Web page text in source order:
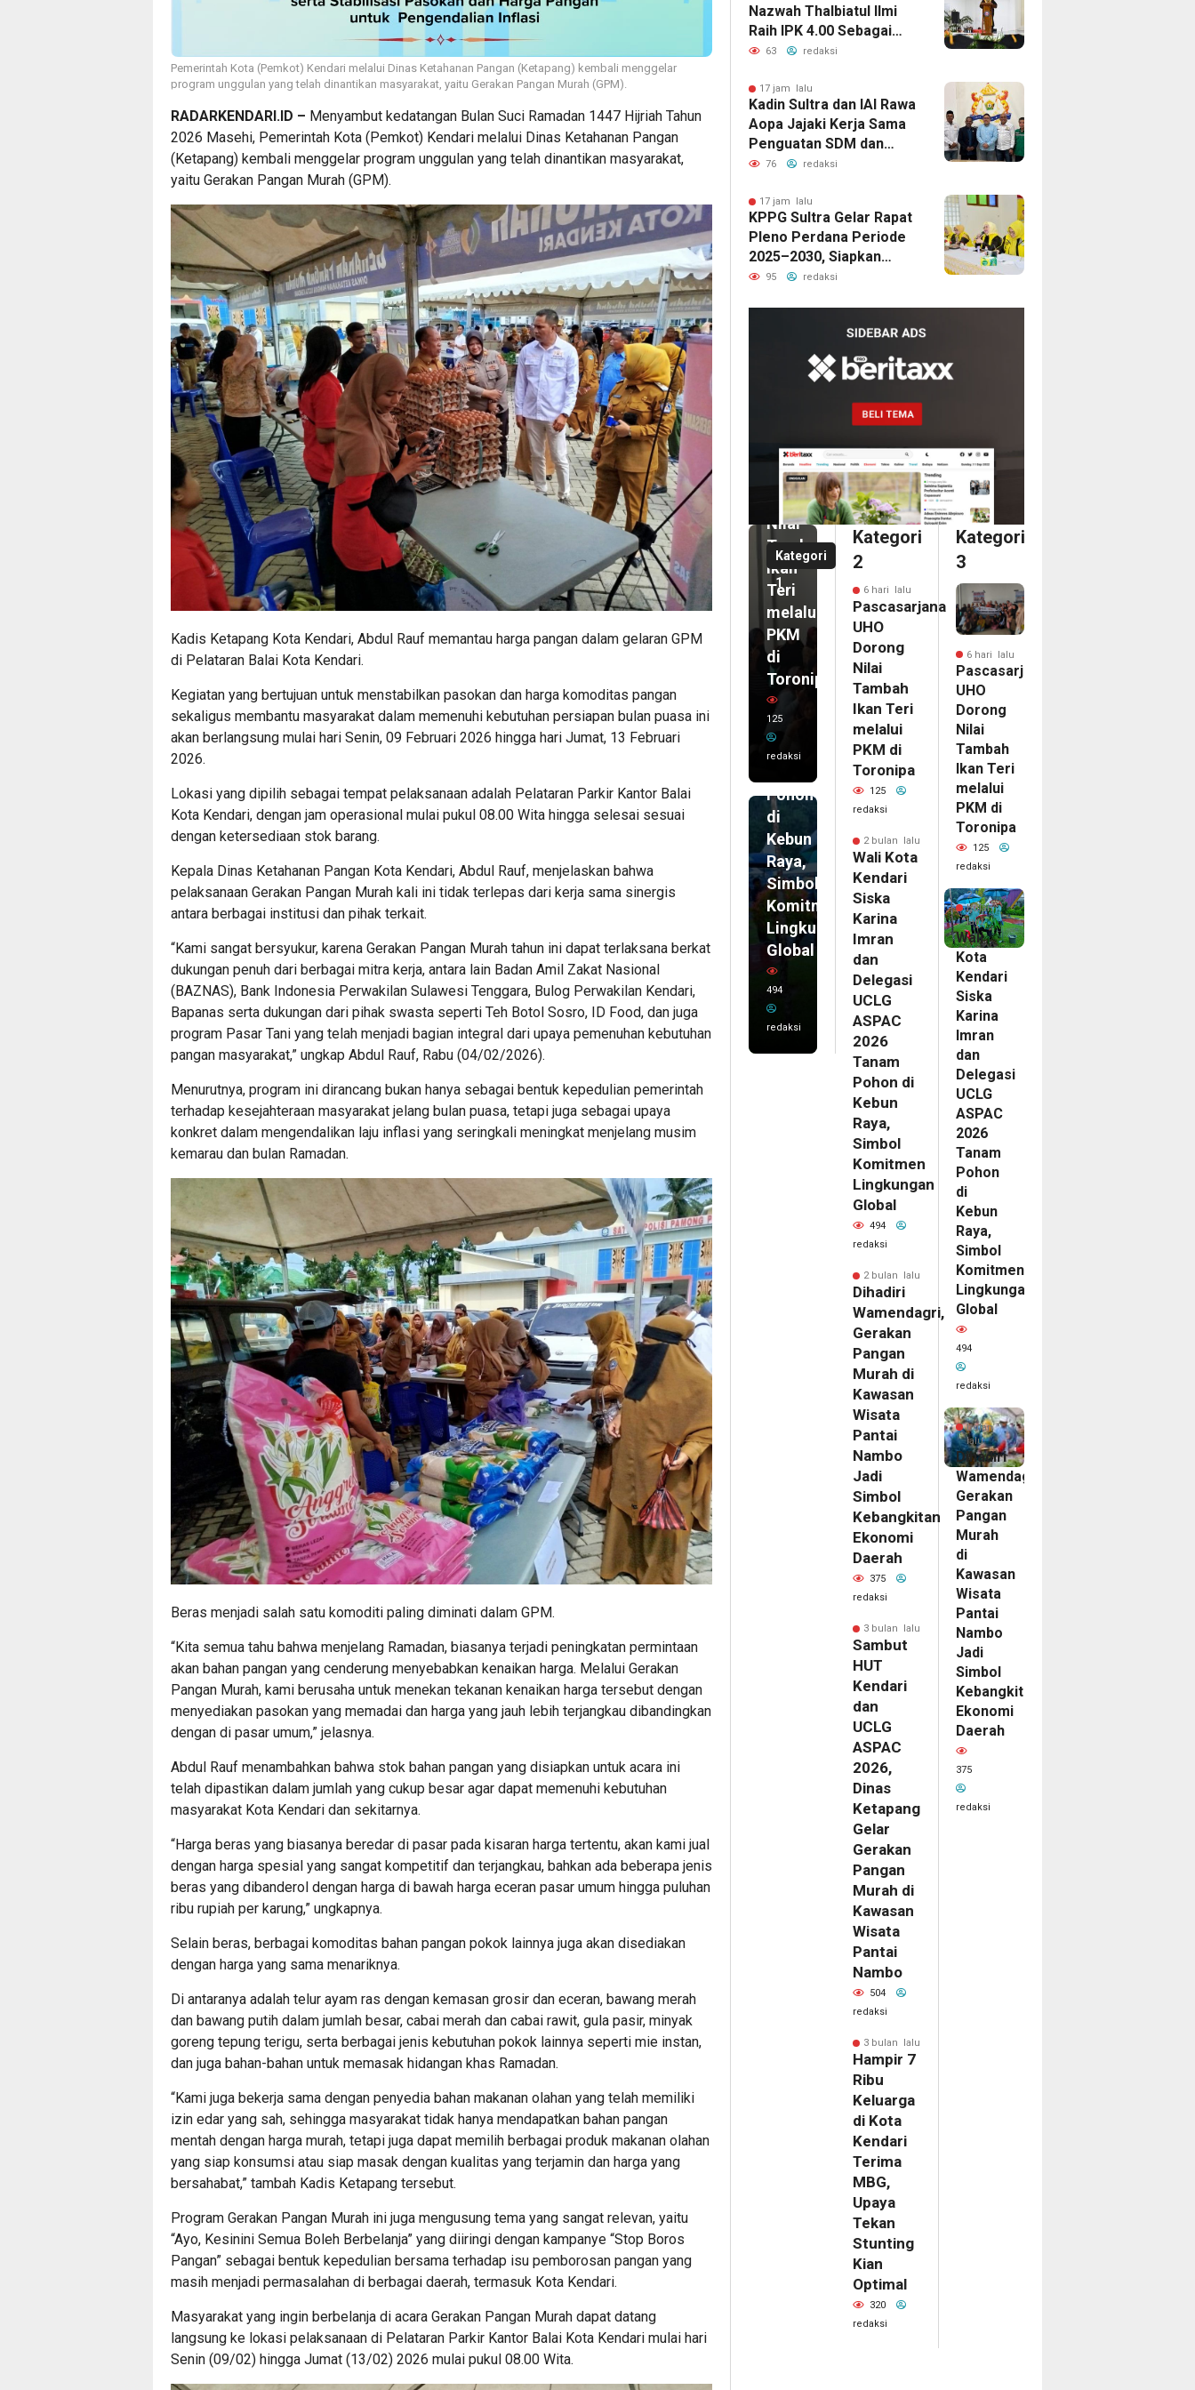
Pemerintah Kota (Pemkot) Kendari melalui Dinas Ketahanan Pangan (Ketapang) kembali menggelar
program unggulan yang telah dinantikan masyarakat, yaitu Gerakan Pangan Murah (GPM).
RADARKENDARI.ID – Menyambut kedatangan Bulan Suci Ramadan 1447 Hijriah Tahun
2026 Masehi, Pemerintah Kota (Pemkot) Kendari melalui Dinas Ketahanan Pangan
(Ketapang) kembali menggelar program unggulan yang telah dinantikan masyarakat,
yaitu Gerakan Pangan Murah (GPM).
Kadis Ketapang Kota Kendari, Abdul Rauf memantau harga pangan dalam gelaran GPM
di Pelataran Balai Kota Kendari.
Kegiatan yang bertujuan untuk menstabilkan pasokan dan harga komoditas pangan
sekaligus membantu masyarakat dalam memenuhi kebutuhan persiapan bulan puasa ini
akan berlangsung mulai hari Senin, 09 Februari 2026 hingga hari Jumat, 13 Februari
2026.
Lokasi yang dipilih sebagai tempat pelaksanaan adalah Pelataran Parkir Kantor Balai
Kota Kendari, dengan jam operasional mulai pukul 08.00 Wita hingga selesai sesuai
dengan ketersediaan stok barang.
Kepala Dinas Ketahanan Pangan Kota Kendari, Abdul Rauf, menjelaskan bahwa
pelaksanaan Gerakan Pangan Murah kali ini tidak terlepas dari kerja sama sinergis
antara berbagai institusi dan pihak terkait.
“Kami sangat bersyukur, karena Gerakan Pangan Murah tahun ini dapat terlaksana berkat
dukungan penuh dari berbagai mitra kerja, antara lain Badan Amil Zakat Nasional
(BAZNAS), Bank Indonesia Perwakilan Sulawesi Tenggara, Bulog Perwakilan Kendari,
Bapanas serta dukungan dari pihak swasta seperti Teh Botol Sosro, ID Food, dan juga
program Pasar Tani yang telah menjadi bagian integral dari upaya pemenuhan kebutuhan
pangan masyarakat,” ungkap Abdul Rauf, Rabu (04/02/2026).
Menurutnya, program ini dirancang bukan hanya sebagai bentuk kepedulian pemerintah
terhadap kesejahteraan masyarakat jelang bulan puasa, tetapi juga sebagai upaya
konkret dalam mengendalikan laju inflasi yang seringkali meningkat menjelang musim
kemarau dan bulan Ramadan.
Beras menjadi salah satu komoditi paling diminati dalam GPM.
“Kita semua tahu bahwa menjelang Ramadan, biasanya terjadi peningkatan permintaan
akan bahan pangan yang cenderung menyebabkan kenaikan harga. Melalui Gerakan
Pangan Murah, kami berusaha untuk menekan tekanan kenaikan harga tersebut dengan
menyediakan pasokan yang memadai dan harga yang jauh lebih terjangkau dibandingkan
dengan di pasar umum,” jelasnya.
Abdul Rauf menambahkan bahwa stok bahan pangan yang disiapkan untuk acara ini
telah dipastikan dalam jumlah yang cukup besar agar dapat memenuhi kebutuhan
masyarakat Kota Kendari dan sekitarnya.
“Harga beras yang biasanya beredar di pasar pada kisaran harga tertentu, akan kami jual
dengan harga spesial yang sangat kompetitif dan terjangkau, bahkan ada beberapa jenis
beras yang dibanderol dengan harga di bawah harga eceran pasar umum hingga puluhan
ribu rupiah per karung,” ungkapnya.
Selain beras, berbagai komoditas bahan pangan pokok lainnya juga akan disediakan
dengan harga yang sama menariknya.
Di antaranya adalah telur ayam ras dengan kemasan grosir dan eceran, bawang merah
dan bawang putih dalam jumlah besar, cabai merah dan cabai rawit, gula pasir, minyak
goreng tepung terigu, serta berbagai jenis kebutuhan pokok lainnya seperti mie instan,
dan juga bahan-bahan untuk memasak hidangan khas Ramadan.
“Kami juga bekerja sama dengan penyedia bahan makanan olahan yang telah memiliki
izin edar yang sah, sehingga masyarakat tidak hanya mendapatkan bahan pangan
mentah dengan harga murah, tetapi juga dapat memilih berbagai produk makanan olahan
yang siap konsumsi atau siap masak dengan kualitas yang terjamin dan harga yang
bersahabat,” tambah Kadis Ketapang tersebut.
Program Gerakan Pangan Murah ini juga mengusung tema yang sangat relevan, yaitu
“Ayo, Kesinini Semua Boleh Berbelanja” yang diiringi dengan kampanye “Stop Boros
Pangan” sebagai bentuk kepedulian bersama terhadap isu pemborosan pangan yang
masih menjadi permasalahan di berbagai daerah, termasuk Kota Kendari.
Masyarakat yang ingin berbelanja di acara Gerakan Pangan Murah dapat datang
langsung ke lokasi pelaksanaan di Pelataran Parkir Kantor Balai Kota Kendari mulai hari
Senin (09/02) hingga Jumat (13/02) 2026 mulai pukul 08.00 Wita.
Nazwah Thalbiatul Ilmi
Raih IPK 4.00 Sebagai
Lulusan Terbaik
63 redaksi
17 jam lalu
Kadin Sultra dan IAI Rawa
Aopa Jajaki Kerja Sama
Penguatan SDM dan
Kewirausahaan
76 redaksi
17 jam lalu
KPPG Sultra Gelar Rapat
Pleno Perdana Periode
2025–2030, Siapkan
Program Unggulan KPPG
95 redaksi
Kategori
1
Pascasarjana
UHO
Dorong
Nilai
Tambah
Ikan
Teri
melalui
PKM
di
Toronipa
125
redaksi
bulan
lalu
Wali
Kota
Kendari
Siska
Karina
Imran
dan
Delegasi
UCLG
ASPAC
2026
Pohon
di
Kebun
Raya,
Simbol
Komitmen
Lingkungan
Global
494
redaksi
Kategori
2
6 hari lalu
Pascasarjana
UHO
Dorong
Nilai
Tambah
Ikan Teri
melalui
PKM di
Toronipa
125
redaksi
2 bulan lalu
Wali Kota
Kendari
Siska
Karina
Imran
dan
Delegasi
UCLG
ASPAC
2026
Tanam
Pohon di
Kebun
Raya,
Simbol
Komitmen
Lingkungan
Global
494
redaksi
2 bulan lalu
Dihadiri
Wamendagri,
Gerakan
Pangan
Murah di
Kawasan
Wisata
Pantai
Nambo
Jadi
Simbol
Kebangkitan
Ekonomi
Daerah
375
redaksi
3 bulan lalu
Sambut
HUT
Kendari
dan
UCLG
ASPAC
2026,
Dinas
Ketapang
Gelar
Gerakan
Pangan
Murah di
Kawasan
Wisata
Pantai
Nambo
504
redaksi
3 bulan lalu
Hampir 7
Ribu
Keluarga
di Kota
Kendari
Terima
MBG,
Upaya
Tekan
Stunting
Kian
Optimal
320
redaksi
Kategori
3
6 hari lalu
Pascasarjana
UHO
Dorong
Nilai
Tambah
Ikan Teri
melalui
PKM di
Toronipa
125
redaksi
2
bulan
lalu
Wali
Kota
Kendari
Siska
Karina
Imran
dan
Delegasi
UCLG
ASPAC
2026
Tanam
Pohon
di
Kebun
Raya,
Simbol
Komitmen
Lingkungan
Global
494
redaksi
2
bulan
lalu
Dihadiri
Wamendagri,
Gerakan
Pangan
Murah
di
Kawasan
Wisata
Pantai
Nambo
Jadi
Simbol
Kebangkitan
Ekonomi
Daerah
375
redaksi